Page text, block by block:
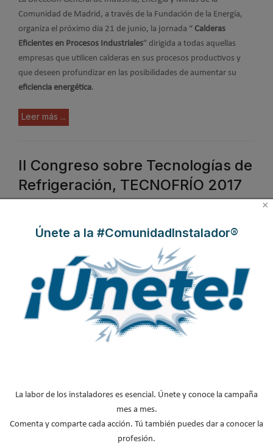
Comunidad de Madrid, a través de la Fundación de la Energía,
organiza el próximo día 21 de junio, la jornada “ Calderas
Eficientes en Procesos Industriales” dirigida a todas aquellas
empresas que utilicen calderas en sus procesos productivos y
que deseen profundizar en las posibilidades de aumentar su
eficiencia energética.
Leer más ...
II Congreso sobre Tecnologías de
Refrigeración, TECNOFRÍO 2017
edición del Congreso sobre tecnologías de refrigeración,
asociación
ATECYR
y la Fundación de la Energía de la Comunidad
×
Únete a la #ComunidadInstalador®
La labor de los instaladores es esencial. Únete y conoce la campaña
mes a mes.
Comenta y comparte cada acción. Tú también puedes dar a conocer la
profesión.